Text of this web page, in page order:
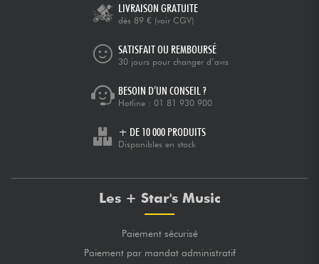
LIVRAISON GRATUITE
dès 89 € (voir CGV)
SATISFAIT OU REMBOURSÉ
30 jours pour changer d’avis
BESOIN D’UN CONSEIL ?
Hotline : 01 81 930 900
+ DE 10 000 PRODUITS
Disponibles en stock
Les + Star's Music
Paiement sécurisé
Paiement par mandat administratif